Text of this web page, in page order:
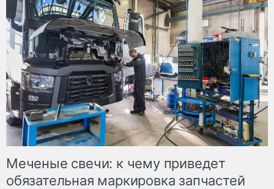
Меченые свечи: к чему приведет
обязательная маркировка запчастей